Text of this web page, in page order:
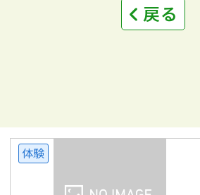
戻る
体験